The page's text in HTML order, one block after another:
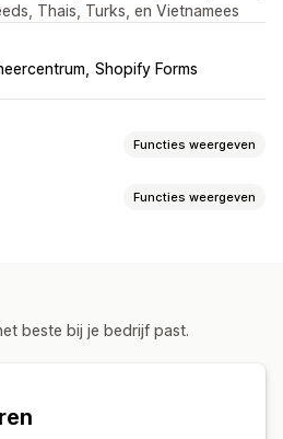
Thais, Turks, en Vietnamees
Shopify Forms
Functies weergeven
Campagnes op maat
Functies weergeven
beste bij je bedrijf past.